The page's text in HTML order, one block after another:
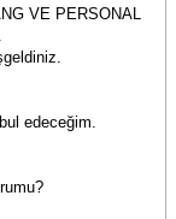
VE PERSONAL
edeceğim.